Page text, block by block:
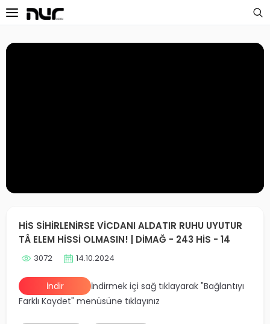
Dersler
HİS SİHİRLENİRSE VİCDANI ALDATIR RUHU UYUTUR
TÂ ELEM HİSSİ OLMASIN! | DİMAĞ - 243 HİS - 14
3072 14.10.2024
İndir
İndirmek içi sağ tıklayarak "Bağlantıyı
Farklı Kaydet" menüsüne tıklayınız